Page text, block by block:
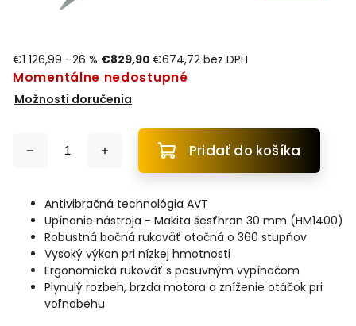
€1 126,99 –26 % €829,90 €674,72 bez DPH
Momentálne nedostupné
Možnosti doručenia
Pridať do košíka
Antivibračná technológia AVT
Upínanie nástroja - Makita šesťhran 30 mm (HM1400)
Robustná bočná rukoväť otočná o 360 stupňov
Vysoký výkon pri nízkej hmotnosti
Ergonomická rukoväť s posuvným vypínačom
Plynulý rozbeh, brzda motora a zníženie otáčok pri
voľnobehu